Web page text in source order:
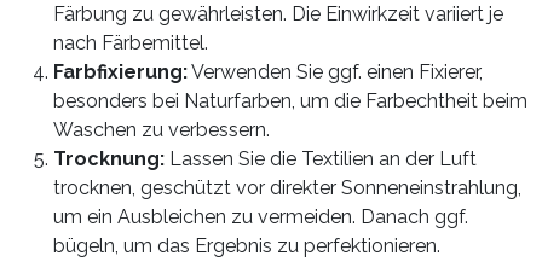
Färbung zu gewährleisten. Die Einwirkzeit variiert je
nach Färbemittel.
Farbfixierung:Verwenden Sie ggf. einen Fixierer,
besonders bei Naturfarben , um die Farbechtheit beim
Waschen zu verbessern.
Trocknung: Lassen Sie die Textilien an der Luft
trocknen, geschützt vor direkter Sonneneinstrahlung,
um ein Ausbleichen zu vermeiden. Danach ggf.
bügeln, um das Ergebnis zu perfektionieren.